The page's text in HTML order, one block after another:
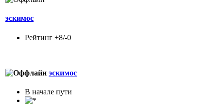
эскимос
Рейтинг +8/-0
эскимос
В начале пути